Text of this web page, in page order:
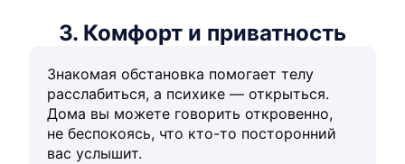
3. Комфорт и приватность
Знакомая обстановка помогает телу
расслабиться, а психике — открыться.
Дома вы можете говорить откровенно,
не беспокоясь, что кто-то посторонний
вас услышит.